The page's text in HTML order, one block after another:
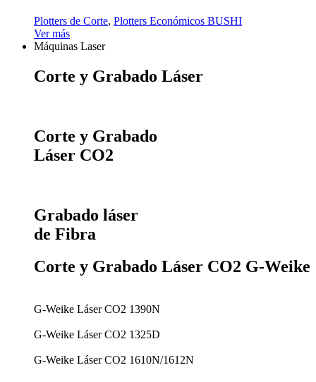
Plotters de Corte, Plotters Económicos BUSHI
Ver más
Máquinas Laser
Corte y Grabado Láser
Corte y Grabado
Láser CO2
Grabado láser
de Fibra
Corte y Grabado Láser CO2 G-Weike
G-Weike Láser CO2 1390N
G-Weike Láser CO2 1325D
G-Weike Láser CO2 1610N/1612N